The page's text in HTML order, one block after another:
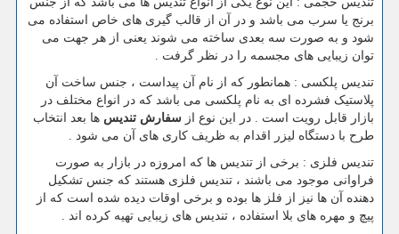
برنج یا سرب می باشد و در آن از قالب گیری های خاص استفاده می
شود و به صورت سه بعدی ساخته می شوند یعنی از هر جهت می
توان زیبایی های مجسمه را در نظر گرفت .
تندیس پلکسی : همانطور که از نام آن پیداست ، جنس ساخت آن
پلاستیک فشرده ای به نام پلکسی می باشد که در انواع مختلف در
بازار قابل رویت است . در این نوع از سفارش تندیس ها بعد انتخاب
طرح با دستگاه لیزر اقدام به ظریف کاری های آن می شود .
تندیس فلزی : برخی از تندیس ها که امروزه در بازار به صورت
فراوانی موجود می باشند ، تندیس فلزی هستند که جنس تشکیل
دهنده آن ها نیز از فلز ها بوده و برخی اوقات دیده شده است که از
پیچ و مهره های بلا استفاده ، تندیس های زیبایی تهیه کرده اند .